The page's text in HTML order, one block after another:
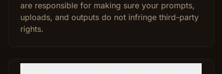
are responsible for making sure your prompts,
uploads, and outputs do not infringe third-party
rights.